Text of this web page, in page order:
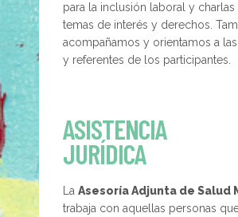
para la inclusión laboral y
temas de interés y derechos.
acompañamos y orientamos a
y referentes de los participantes.
ASISTENCIA
JURÍDICA
La Asesoría Adjunta de Salud
trabaja con aquellas personas